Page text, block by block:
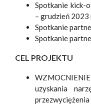
Spotkanie kick-
– grudzień 2023
Spotkanie
Spotkanie
CEL PROJEKTU
uzyskania